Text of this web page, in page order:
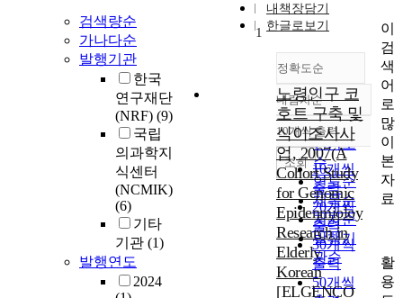
검색량순
가나다순
발행기관
한국
연구재단
(NRF) (9)
국립
의과학지
식센터
(NCMIK)
(6)
기타
기관 (1)
발행연도
2024
내책장담기
한글로보기
정확도순
정확도
순
인기도
순
연도순
제목순
저자순
발행기
관순
내림차순
내림차순
10개씩 출력
10개씩
출력
20개씩
출력
30개씩
출력
50개씩
조회
1
노령인구 코
호트 구축 및
식이조사사
업, 2007(A
Cohort Study
for Genomic
Epidenmioloy
Research in
Elderly
Korean
[ELGENCO
이
검
색
어
로
많
이
본
자
료
활
용